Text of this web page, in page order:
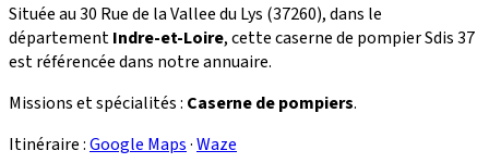
Située au 30 Rue de la Vallee du Lys (37260), dans le
départementIndre-et-Loire, cette caserne de pompier Sdis 37
est référencée dans notre annuaire.
Missions et spécialités : Caserne de pompiers.
Itinéraire :Google Maps·Waze